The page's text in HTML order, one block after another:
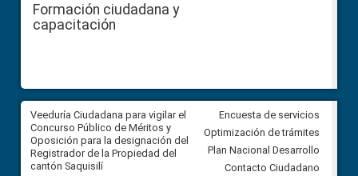
Formación ciudadana y
capacitación
Veeduría Ciudadana para vigilar el
Concurso Público de Méritos y
Oposición para la designación del
Registrador de la Propiedad del
cantón Saquisilí
Veeduría Ciudadana para
construcción del asfaltado de
Ballenita del cantón Santa
Encuesta de servicios
Optimización de trámites
Plan Nacional Desarrollo
Contacto Ciudadano